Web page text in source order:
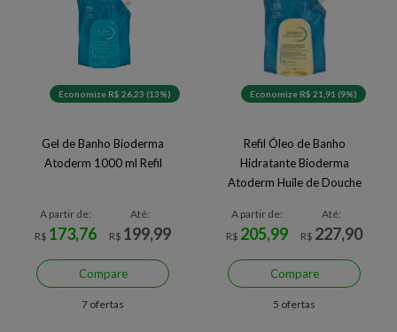
Economize R$ 26,23 (13%)
Gel de Banho Bioderma
Atoderm 1000 ml Refil
A partir de:
R$ 173,76
Até:
R$ 199,99
Compare
7 ofertas
Economize R$ 21,91 (9%)
Refil Óleo de Banho
Hidratante Bioderma
Atoderm Huile de Douche
A partir de:
R$ 205,99
Até:
R$ 227,90
Compare
5 ofertas